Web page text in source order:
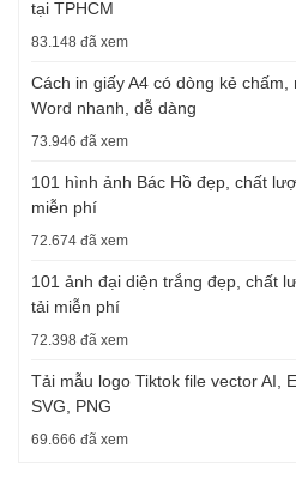
tại TPHCM
83.148 đã xem
Cách in giấy A4 có dòng kẻ chấm,
Word nhanh, dễ dàng
73.946 đã xem
101 hình ảnh Bác Hồ đẹp, chất
miễn phí
72.674 đã xem
101 ảnh đại diện trắng đẹp, chất
tải miễn phí
72.398 đã xem
Tải mẫu logo Tiktok file vector AI,
SVG, PNG
69.666 đã xem